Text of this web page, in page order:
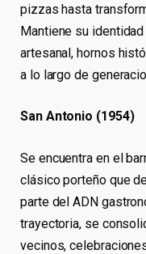
pizzas hasta
Mantiene su
artesanal, hornos
a lo largo de
San Antonio (1954)
Se encuentra en el
clásico porteño que
parte del ADN
trayectoria, se
vecinos,